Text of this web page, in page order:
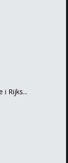
i Rijks...